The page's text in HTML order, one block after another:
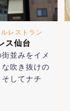
レストラン
ス仙台
並みをイメ
吹き抜けの
してナチ